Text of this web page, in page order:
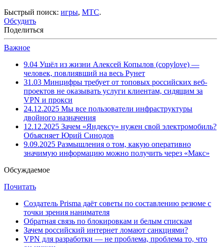
Быстрый поиск: игры, МТС.
Обсудить
Поделиться
Важное
9.04 Ушёл из жизни Алексей Копылов (copylove) —
человек, повлиявший на весь Рунет
31.03 Минцифры требует от топовых российских веб-
проектов не оказывать услуги клиентам, сидящим за
VPN и прокси
24.12.2025 Мы все пользователи инфраструктуры
двойного назначения
12.12.2025 Зачем «Яндексу» нужен свой электромобиль?
Объясняет Юрий Синодов
9.09.2025 Размышления о том, какую оперативно
значимую информацию можно получить через «Макс»
Обсуждаемое
Почитать
Создатель Prisma даёт советы по составлению резюме с
точки зрения нанимателя
Обратная связь по блокировкам и белым спискам
Зачем российский интернет ломают санкциями?
VPN для разработки — не проблема, проблема то, что